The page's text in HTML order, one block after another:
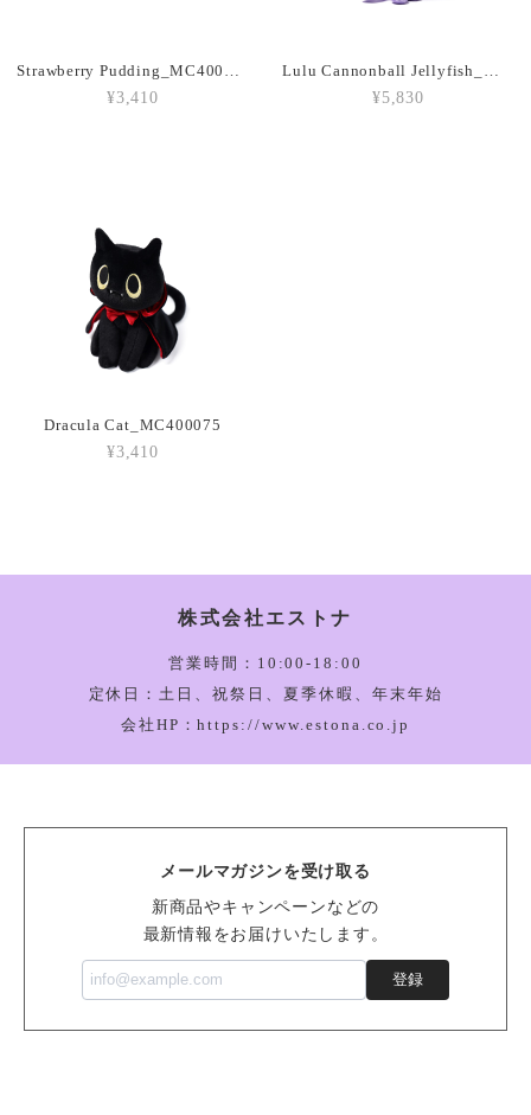
Amuseable Croissant_A2CRON
2026/03/05
2026/03/05
Vivacious Vegetable Pumpkin_VV6PUM
2026/03/05
Sensational Seafood Mussel_SSEA6M
Strawberry Pudding_MC400207
¥3,410
Lulu Cannonball Jellyfish_MC300155
¥5,830
Dracula Cat_MC400075
¥3,410
株式会社エストナ
営業時間：10:00-18:00
定休日：土日、祝祭日、夏季休暇、年末年始
会社HP：https://www.estona.co.jp
メールマガジンを受け取る
新商品やキャンペーンなどの
最新情報をお届けいたします。
登録